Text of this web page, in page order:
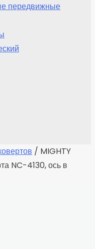
передвижные
/ MIGHTY
NC-4130, ось в